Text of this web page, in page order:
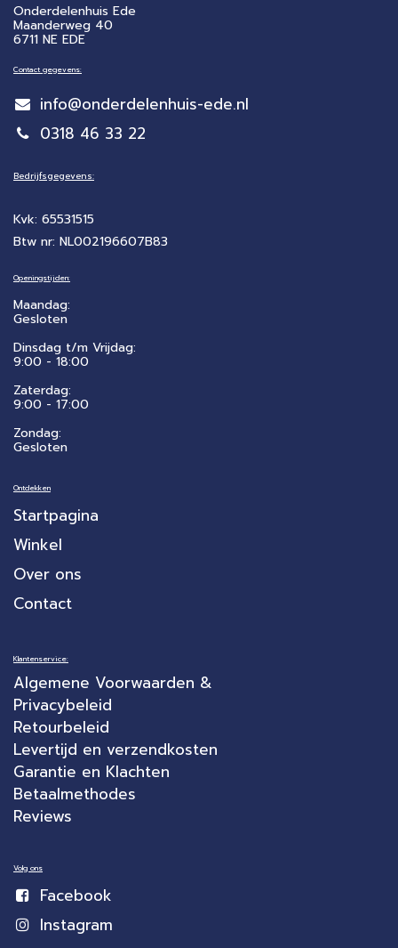
Onderdelenhuis Ede
Maanderweg 40
6711 NE EDE
Contact gegevens:
info@onderdelenhuis-ede.nl
0318 46 33 22
Bedrijfsgegevens:
Kvk: 65531515
Btw nr: NL002196607B83
Openingstijden:
Maandag:
Gesloten
Dinsdag t/m Vrijdag:
9:00 - 18:00
Zaterdag:
​9:00 - 17:00
Zondag:
Gesloten
Ontdekken
Startpagina
Winkel
Over ons
Contact
Klantenservice:
Algemene Voorwaarden &
Privacybeleid
Retourbeleid
Levertijd en verzendkosten
Garantie en Klachten
Betaalmethodes
Reviews
Volg ons
Facebook
Instagram